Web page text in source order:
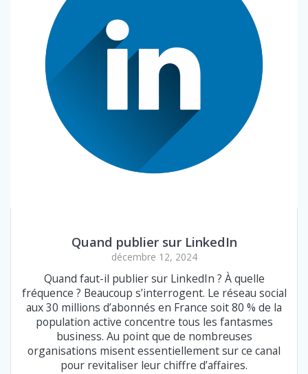
Quand publier sur LinkedIn
décembre 12, 2024
Quand faut-il publier sur LinkedIn ? À quelle
fréquence ? Beaucoup s’interrogent. Le réseau social
aux 30 millions d’abonnés en France soit 80 % de la
population active concentre tous les fantasmes
business. Au point que de nombreuses
organisations misent essentiellement sur ce canal
pour revitaliser leur chiffre d’affaires.